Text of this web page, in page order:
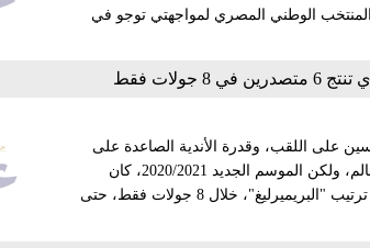
تواجده في معسكر المنتخب الوطني المصري لمواجهتي توجو في
8 جولات فقط
على اللقب، وقدرة الأندية الصاعدة على
المنافسة للفوز باللقب، ما يجعله الدوري الأكثر مشاهدة في العالم، ولكن الموسم الجديد 2020/2021، كان
مختلفًا للغاية، حيث استطاع 6 أندية المنافسة بقوة على صدارة ترتيب "البريميرليغ"، خلال 8 جولات فقط، حتى